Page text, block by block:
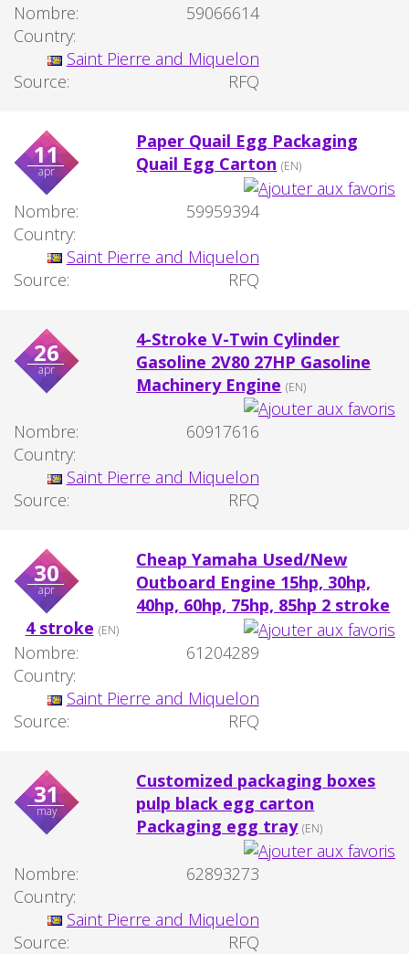
Nombre:
59066614
Country:
Saint Pierre and Miquelon
Source:
RFQ
11
apr
Paper Quail Egg Packaging
Quail Egg Carton (EN)
Nombre:
59959394
Country:
Saint Pierre and Miquelon
Source:
RFQ
26
apr
4-Stroke V-Twin Cylinder
Gasoline 2V80 27HP Gasoline
Machinery Engine (EN)
Nombre:
60917616
Country:
Saint Pierre and Miquelon
Source:
RFQ
30
apr
Cheap Yamaha Used/New
Outboard Engine 15hp, 30hp,
40hp, 60hp, 75hp, 85hp 2 stroke
4 stroke (EN)
Nombre:
61204289
Country:
Saint Pierre and Miquelon
Source:
RFQ
31
may
Customized packaging boxes
pulp black egg carton
Packaging egg tray (EN)
Nombre:
62893273
Country:
Saint Pierre and Miquelon
Source:
RFQ